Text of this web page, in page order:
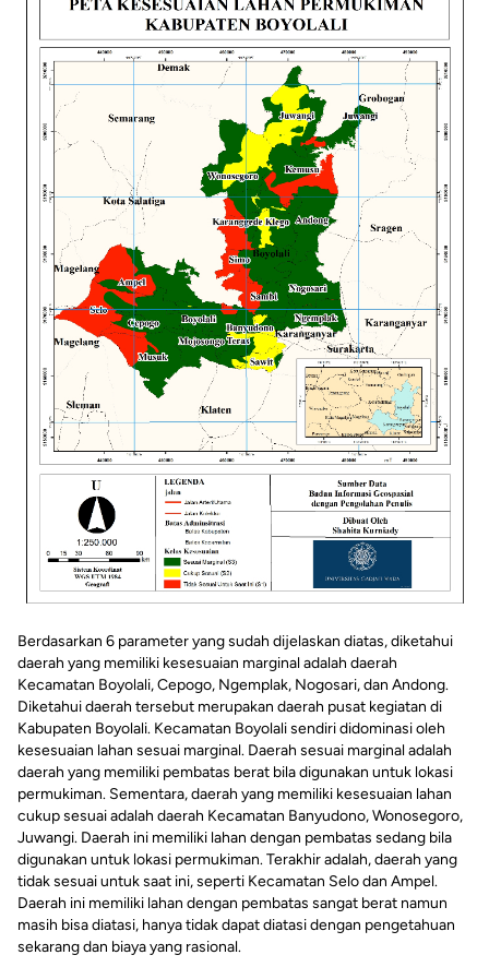
Berdasarkan 6 parameter yang sudah dijelaskan diatas, diketahui
daerah yang memiliki kesesuaian marginal adalah daerah
Kecamatan Boyolali, Cepogo, Ngemplak, Nogosari, dan Andong.
Diketahui daerah tersebut merupakan daerah pusat kegiatan di
Kabupaten Boyolali. Kecamatan Boyolali sendiri didominasi oleh
kesesuaian lahan sesuai marginal. Daerah sesuai marginal adalah
daerah yang memiliki pembatas berat bila digunakan untuk lokasi
permukiman. Sementara, daerah yang memiliki kesesuaian lahan
cukup sesuai adalah daerah Kecamatan Banyudono, Wonosegoro,
Juwangi. Daerah ini memiliki lahan dengan pembatas sedang bila
digunakan untuk lokasi permukiman. Terakhir adalah, daerah yang
tidak sesuai untuk saat ini, seperti Kecamatan Selo dan Ampel.
Daerah ini memiliki lahan dengan pembatas sangat berat namun
masih bisa diatasi, hanya tidak dapat diatasi dengan pengetahuan
sekarang dan biaya yang rasional.